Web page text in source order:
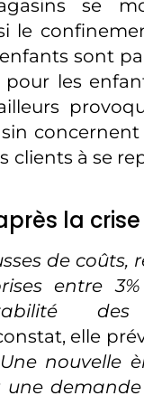
se
le
sont
les
concernent
clients à se
la crise
de coûts,
entre
des
elle
nouvelle
une